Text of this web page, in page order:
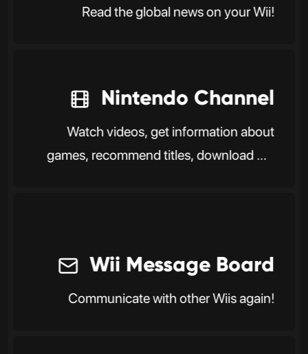
Read the global news on your Wii!
Nintendo Channel
Watch videos, get information about
games, recommend titles, download DS
Wii Message Board
Communicate with other Wiis again!